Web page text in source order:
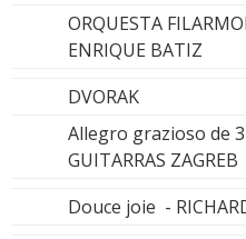
ORQUESTA
ENRIQUE BATIZ
DVORAK
Allegro grazioso de
GUITARRAS ZAGREB
Douce joie -